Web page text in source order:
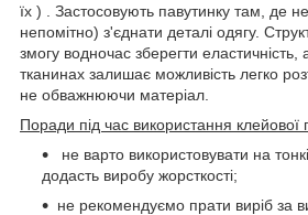
їх ) . Застосовують павутинку там, де
непомітно) з'єднати деталі одягу.
змогу водночас зберегти
тканинах залишає можливість легко
не обважнюючи матеріал.
Поради під час використання клейової
не варто використовувати на
додасть виробу жорсткості;
не рекомендуємо прати виріб за